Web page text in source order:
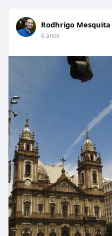
Rodhrigo Mesquita
6 anos